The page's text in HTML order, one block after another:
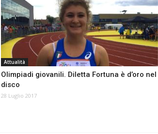
Attualità
Olimpiadi giovanili. Diletta Fortuna è d’oro nel
disco
28 Luglio 2017